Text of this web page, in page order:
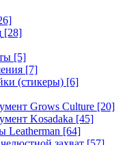
[28]
[5]
[7]
(стикеры) [6]
Grows Culture [20]
Kosadaka [45]
Leatherman [64]